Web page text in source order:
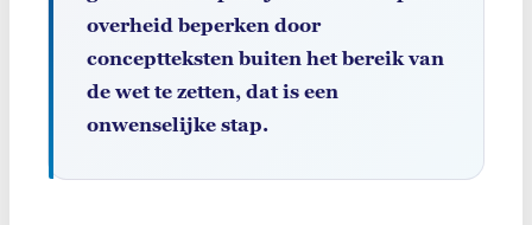
overheid beperken door
conceptteksten buiten het bereik van
de wet te zetten, dat is een
onwenselijke stap.